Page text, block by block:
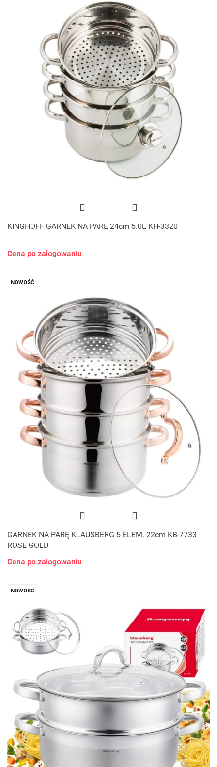
KINGHOFF GARNEK NA PARE 24cm 5.0L KH-3320
Cena po zalogowaniu
NOWOŚĆ
GARNEK NA PARĘ KLAUSBERG 5 ELEM. 22cm KB-7733
ROSE GOLD
Cena po zalogowaniu
NOWOŚĆ